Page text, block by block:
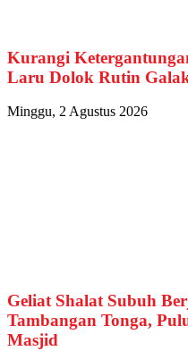
Kurangi
Laru Dolok Rutin
Minggu, 2 Agustus 2026
Geliat Shalat Subuh
Tambangan Tonga,
Masjid